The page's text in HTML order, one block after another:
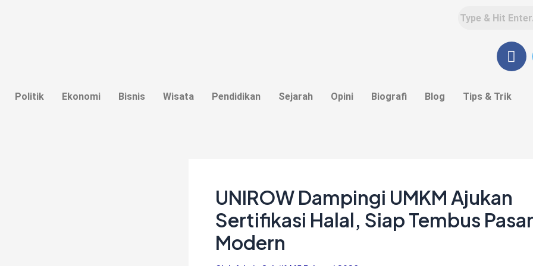
F
a
e
Politik Ekonomi Bisnis Wisata Pendidikan Sejarah Opini Biografi Blog Tips & Trik
UNIROW Dampingi UMKM Ajukan
Sertifikasi Halal, Siap Tembus Pasar
Modern